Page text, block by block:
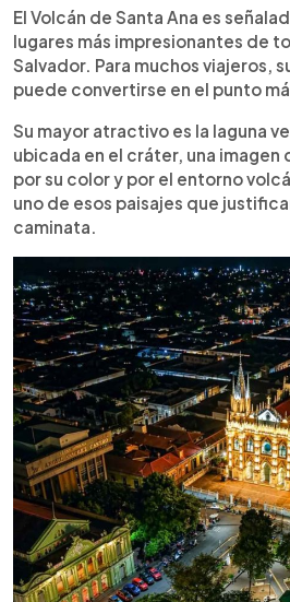
El Volcán de Santa Ana es
lugares más impresionantes de
Salvador. Para muchos viajeros,
puede convertirse en el punto
Su mayor atractivo es la laguna
ubicada en el cráter, una imagen
por su color y por el entorno
uno de esos paisajes que
caminata.